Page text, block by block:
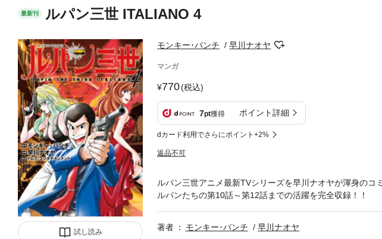
最新刊 ルパン三世 ITALIANO 4
試し読み
モンキー･パンチ 早川ナオヤ
マンガ
770(税込)
7pt獲得 ポイント詳細
dカード利用でさらにポイント+2%
返品不可
ルパン三世アニメ最新TVシリーズを早川ナオヤが渾身の
ルパンたちの第10話～第12話までの活躍を完全収録！！
著者 モンキー･パンチ
早川ナオヤ